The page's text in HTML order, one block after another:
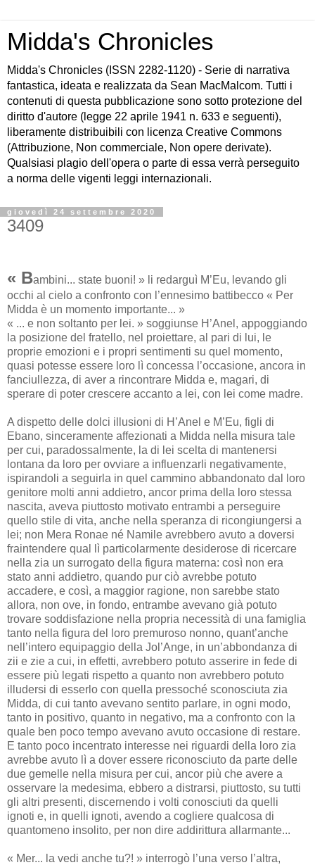
Midda's Chronicles
Midda's Chronicles (ISSN 2282-1120) - Serie di narrativa
fantastica, ideata e realizzata da Sean MacMalcom. Tutti i
contenuti di questa pubblicazione sono sotto protezione del
diritto d'autore (legge 22 aprile 1941 n. 633 e seguenti),
liberamente distribuibili con licenza Creative Commons
(Attribuzione, Non commerciale, Non opere derivate).
Qualsiasi plagio dell'opera o parte di essa verrà perseguito
a norma delle vigenti leggi internazionali.
giovedì 24 settembre 2020
3409
« Bambini... state buoni! » li redarguì M’Eu, levando gli
occhi al cielo a confronto con l’ennesimo battibecco « Per
Midda è un momento importante... »
« ... e non soltanto per lei. » soggiunse H’Anel, appoggiando
la posizione del fratello, nel proiettare, al pari di lui, le
proprie emozioni e i propri sentimenti su quel momento,
quasi potesse essere loro lì concessa l’occasione, ancora in
fanciullezza, di aver a rincontrare Midda e, magari, di
sperare di poter crescere accanto a lei, con lei come madre.
A dispetto delle dolci illusioni di H’Anel e M’Eu, figli di
Ebano, sinceramente affezionati a Midda nella misura tale
per cui, paradossalmente, la di lei scelta di mantenersi
lontana da loro per ovviare a influenzarli negativamente,
ispirandoli a seguirla in quel cammino abbandonato dal loro
genitore molti anni addietro, ancor prima della loro stessa
nascita, aveva piuttosto motivato entrambi a perseguire
quello stile di vita, anche nella speranza di ricongiungersi a
lei; non Mera Ronae né Namile avrebbero avuto a doversi
fraintendere qual lì particolarmente desiderose di ricercare
nella zia un surrogato della figura materna: così non era
stato anni addietro, quando pur ciò avrebbe potuto
accadere, e così, a maggior ragione, non sarebbe stato
allora, non ove, in fondo, entrambe avevano già potuto
trovare soddisfazione nella propria necessità di una famiglia
tanto nella figura del loro premuroso nonno, quant’anche
nell’intero equipaggio della Jol’Ange, in un’abbondanza di
zii e zie a cui, in effetti, avrebbero potuto asserire in fede di
essere più legati rispetto a quanto non avrebbero potuto
illudersi di esserlo con quella pressoché sconosciuta zia
Midda, di cui tanto avevano sentito parlare, in ogni modo,
tanto in positivo, quanto in negativo, ma a confronto con la
quale ben poco tempo avevano avuto occasione di restare.
E tanto poco incentrato interesse nei riguardi della loro zia
avrebbe avuto lì a dover essere riconosciuto da parte delle
due gemelle nella misura per cui, ancor più che avere a
osservare la medesima, ebbero a distrarsi, piuttosto, su tutti
gli altri presenti, discernendo i volti conosciuti da quelli
ignoti e, in quelli ignoti, avendo a cogliere qualcosa di
quantomeno insolito, per non dire addirittura allarmante...
« Mer... la vedi anche tu?! » interrogò l’una verso l’altra,